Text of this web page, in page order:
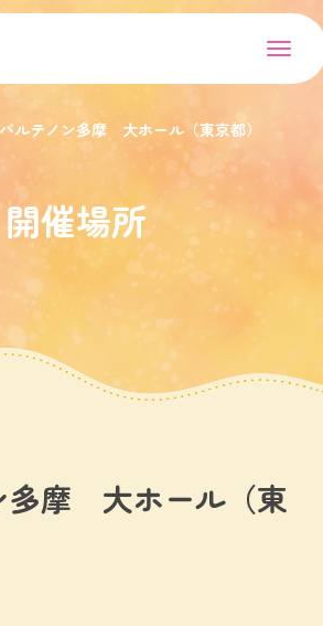
パルテノン多摩 大ホール（東京都）
開催場所
多摩 大ホール（東